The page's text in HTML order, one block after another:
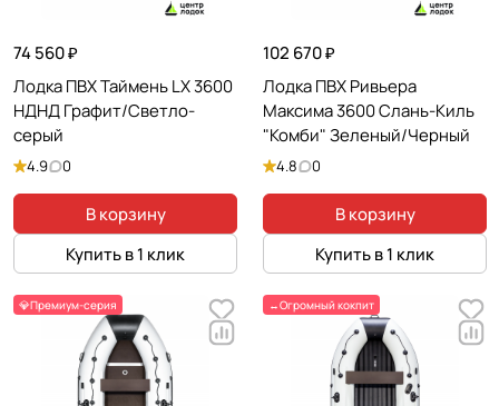
74 560 ₽
Лодка ПВХ Таймень LX 3600
НДНД Графит/Светло-
серый
4.9 0
В корзину
Купить в 1 клик
102 670 ₽
Лодка ПВХ Ривьера
Максима 3600 Слань-Киль
"Комби" Зеленый/Черный
4.8 0
В корзину
Купить в 1 клик
💎Премиум-серия ↔️Огромный кокпит